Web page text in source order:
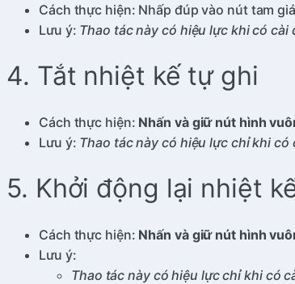
Cách thực hiện: Nhấp đúp vào nút tam
Lưu ý: Thao tác này có hiệu lực khi có cài
4. Tắt nhiệt kế tự ghi
Cách thực hiện: Nhấn và giữ nút hình
Lưu ý: Thao tác này có hiệu lực chỉ khi có
5. Khởi động lại nhiệt
Cách thực hiện: Nhấn và giữ nút hình
Lưu ý:
Thao tác này có hiệu lực chỉ khi có